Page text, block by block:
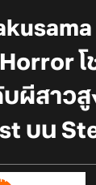
โ
ผีสาวสู
บน